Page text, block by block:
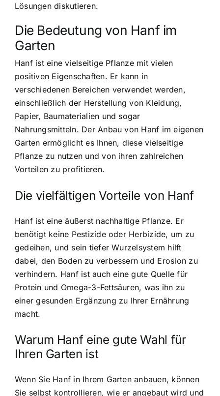
Lösungen diskutieren.
Die Bedeutung von Hanf im
Garten
Hanf ist eine vielseitige Pflanze mit vielen
positiven Eigenschaften. Er kann in
verschiedenen Bereichen verwendet werden,
einschließlich der Herstellung von Kleidung,
Papier, Baumaterialien und sogar
Nahrungsmitteln. Der Anbau von Hanf im eigenen
Garten ermöglicht es Ihnen, diese vielseitige
Pflanze zu nutzen und von ihren zahlreichen
Vorteilen zu profitieren.
Die vielfältigen Vorteile von Hanf
Hanf ist eine äußerst nachhaltige Pflanze. Er
benötigt keine Pestizide oder Herbizide, um zu
gedeihen, und sein tiefer Wurzelsystem hilft
dabei, den Boden zu verbessern und Erosion zu
verhindern. Hanf ist auch eine gute Quelle für
Protein und Omega-3-Fettsäuren, was ihn zu
einer gesunden Ergänzung zu Ihrer Ernährung
macht.
Warum Hanf eine gute Wahl für
Ihren Garten ist
Wenn Sie Hanf in Ihrem Garten anbauen, können
Sie selbst kontrollieren, wie er angebaut wird und